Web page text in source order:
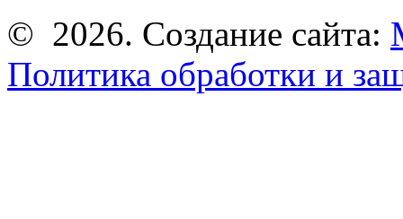
© 2026. Создание сайта:
Политика обработки и